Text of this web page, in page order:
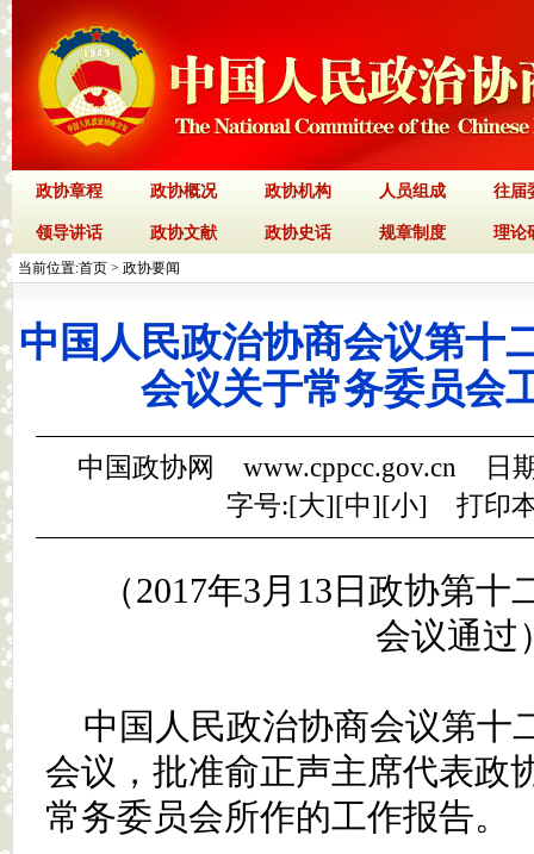
政协章程 政协概况 政协机构 人员组成 往届
领导讲话 政协文献 政协史话 规章制度 理论
当前位置:首页 > 政协要闻
中国人民政治协商会议第十
会议关于常务委员会
中国政协网 www.cppcc.gov.cn 日
字号:[大][中][小] 打印
（2017年3月13日政协第
会议通过
中国人民政治协商会议第十
会议，批准俞正声主席代表政
常务委员会所作的工作报告。